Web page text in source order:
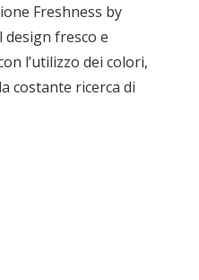
Freshness by
design fresco e
l’utilizzo dei colori,
costante ricerca di